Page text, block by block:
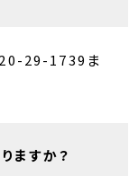
29-1739ま
ますか？